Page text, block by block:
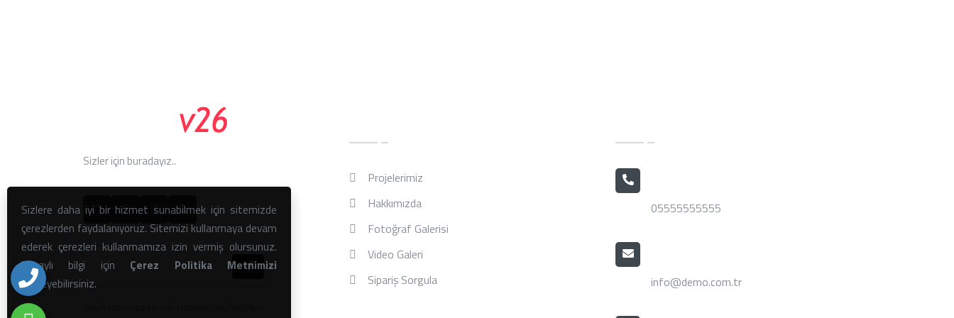
Sizler için buradayız..
Projelerimiz
Hakkımızda
Fotoğraf Galerisi
Video Galeri
Sipariş Sorgula
05555555555
info@demo.com.tr
Sizlere daha iyi bir hizmet sunabilmek için sitemizde
çerezlerden faydalanıyoruz. Sitemizi kullanmaya devam
ederek çerezleri kullanmamıza izin vermiş olursunuz.
Detaylı bilgi için Çerez Politika Metnimizi
inceleyebilirsiniz.